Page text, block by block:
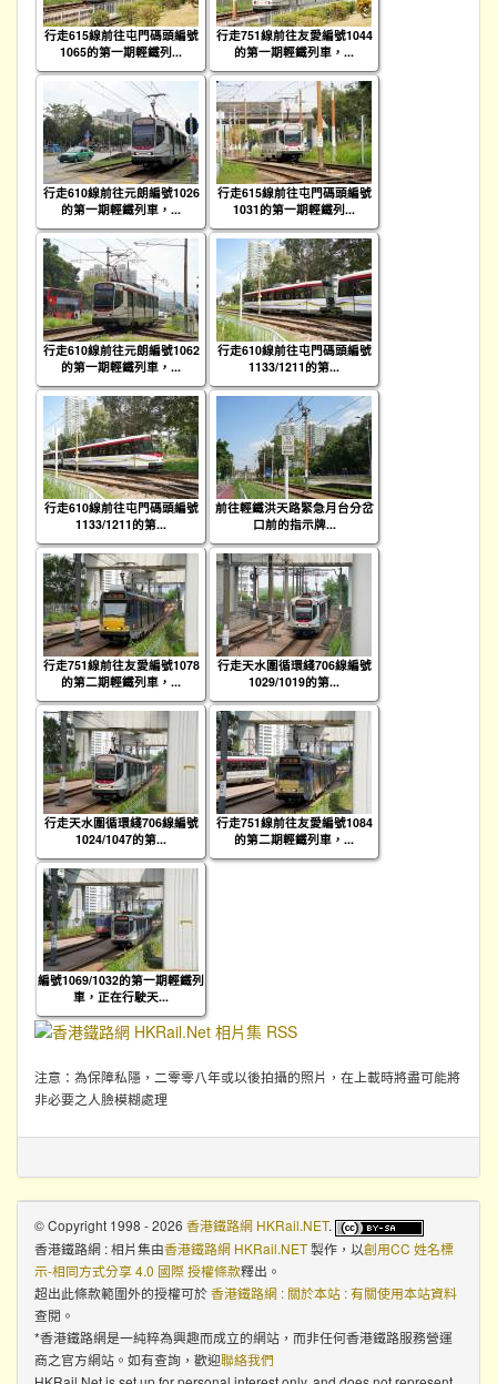
行走615線前往屯門碼頭編號
1065的第一期輕鐵列...
行走751線前往友愛編號1044
的第一期輕鐵列車，...
行走610線前往元朗編號1026
的第一期輕鐵列車，...
行走615線前往屯門碼頭編號
1031的第一期輕鐵列...
行走610線前往元朗編號1062
的第一期輕鐵列車，...
行走610線前往屯門碼頭編號
1133/1211的第...
行走610線前往屯門碼頭編號
1133/1211的第...
前往輕鐵洪天路緊急月台分岔
口前的指示牌...
行走751線前往友愛編號1078
的第二期輕鐵列車，...
行走天水圍循環綫706線編號
1029/1019的第...
行走天水圍循環綫706線編號
1024/1047的第...
行走751線前往友愛編號1084
的第二期輕鐵列車，...
編號1069/1032的第一期輕鐵列
車，正在行駛天...
注意：為保障私隱，二零零八年或以後拍攝的照片，在上載時將盡可能將
非必要之人臉模糊處理
© Copyright 1998 - 2026 香港鐵路網 HKRail.NET.
香港鐵路網 : 相片集由香港鐵路網 HKRail.NET製作，以創用CC 姓名標
示-相同方式分享 4.0 國際 授權條款釋出。
超出此條款範圍外的授權可於香港鐵路網 : 關於本站 : 有關使用本站資料
查閱。
*香港鐵路網是一純粹為興趣而成立的網站，而非任何香港鐵路服務營運
商之官方網站。如有查詢，歡迎聯絡我們